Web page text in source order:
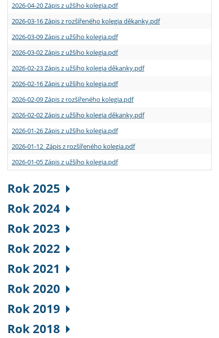
2026-04-20 Zápis z užšího kolegia.pdf
2026-03-16 Zápis z rozšířeného kolegia děkanky.pdf
2026-03-09 Zápis z užšího kolegia.pdf
2026-03-02 Zápis z užšího kolegia.pdf
2026-02-23 Zápis z užšího kolegia děkanky.pdf
2026-02-16 Zápis z užšího kolegia.pdf
2026-02-09 Zápis z rozšířeného kolegia.pdf
2026-02-02 Zápis z užšího kolegia děkanky.pdf
2026-01-26 Zápis z užšího kolegia.pdf
2026-01-12 Zápis z rozšířeného kolegia.pdf
2026-01-05 Zápis z užšího kolegia.pdf
Rok 2025
Rok 2024
Rok 2023
Rok 2022
Rok 2021
Rok 2020
Rok 2019
Rok 2018